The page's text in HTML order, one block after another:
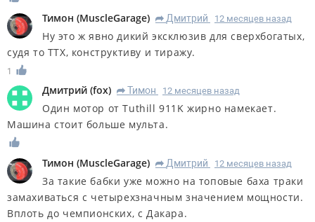
Тимон (MuscleGarage) R Дмитрий 12 месяцев назад
Ну это ж явно дикий эксклюзив для сверхбогатых,
судя то ТТХ, конструктиву и тиражу.
1
Дмитрий (fox) R Тимон 12 месяцев назад
Один мотор от Tuthill 911K жирно намекает.
Машина стоит больше мульта.
Тимон (MuscleGarage) R Дмитрий 12 месяцев назад
За такие бабки уже можно на топовые баха траки
замахиваться с четырехзначным значением мощности.
Вплоть до чемпионских, с Дакара.